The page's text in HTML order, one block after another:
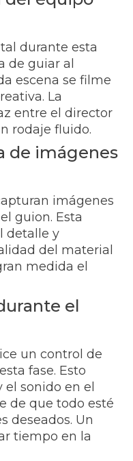
durante esta
de guiar al
escena se filme
La
entre el director
rodaje fluido.
de imágenes
imágenes
guion. Esta
detalle y
del material
medida el
el
un control de
fase. Esto
el sonido en el
de que todo esté
deseados. Un
tiempo en la